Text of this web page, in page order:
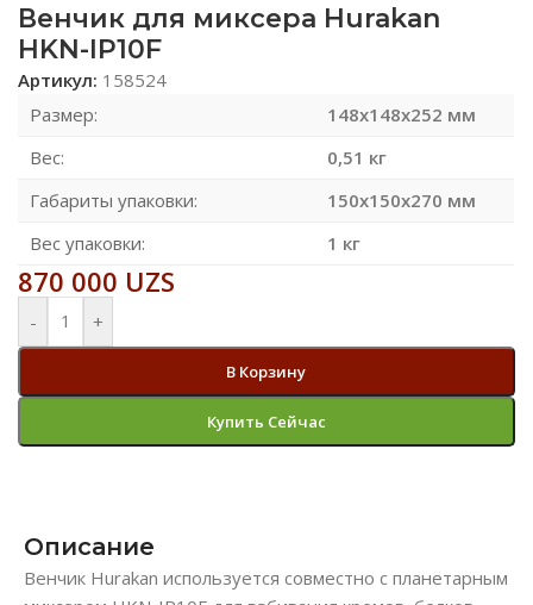
Венчик для миксера Hurakan
HKN-IP10F
Артикул: 158524
Размер:
148х148х252 мм
Вес:
0,51 кг
Габариты упаковки:
150х150х270 мм
Вес упаковки:
1 кг
870 000 UZS
- +
В Корзину
Купить Сейчас
Описание
Венчик Hurakan используется совместно с планетарным